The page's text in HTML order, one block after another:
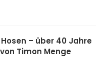
– über 40 Jahre
Timon Menge